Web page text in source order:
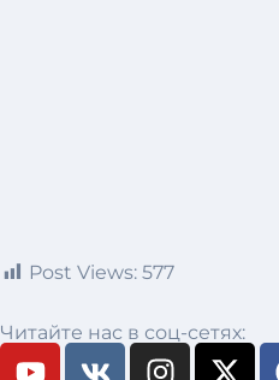
Post Views: 577
Читайте нас в соц-сетях: